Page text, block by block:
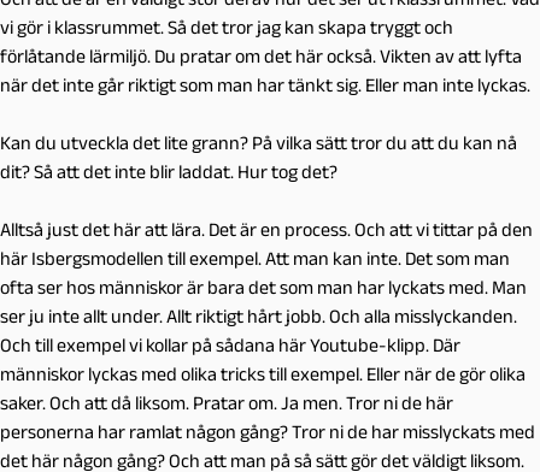
vi gör i klassrummet. Så det tror jag kan skapa tryggt och
förlåtande lärmiljö. Du pratar om det här också. Vikten av att lyfta
när det inte går riktigt som man har tänkt sig. Eller man inte lyckas.
Kan du utveckla det lite grann? På vilka sätt tror du att du kan nå
dit? Så att det inte blir laddat. Hur tog det?
Alltså just det här att lära. Det är en process. Och att vi tittar på den
här Isbergsmodellen till exempel. Att man kan inte. Det som man
ofta ser hos människor är bara det som man har lyckats med. Man
ser ju inte allt under. Allt riktigt hårt jobb. Och alla misslyckanden.
Och till exempel vi kollar på sådana här Youtube-klipp. Där
människor lyckas med olika tricks till exempel. Eller när de gör olika
saker. Och att då liksom. Pratar om. Ja men. Tror ni de här
personerna har ramlat någon gång? Tror ni de har misslyckats med
det här någon gång? Och att man på så sätt gör det väldigt liksom.